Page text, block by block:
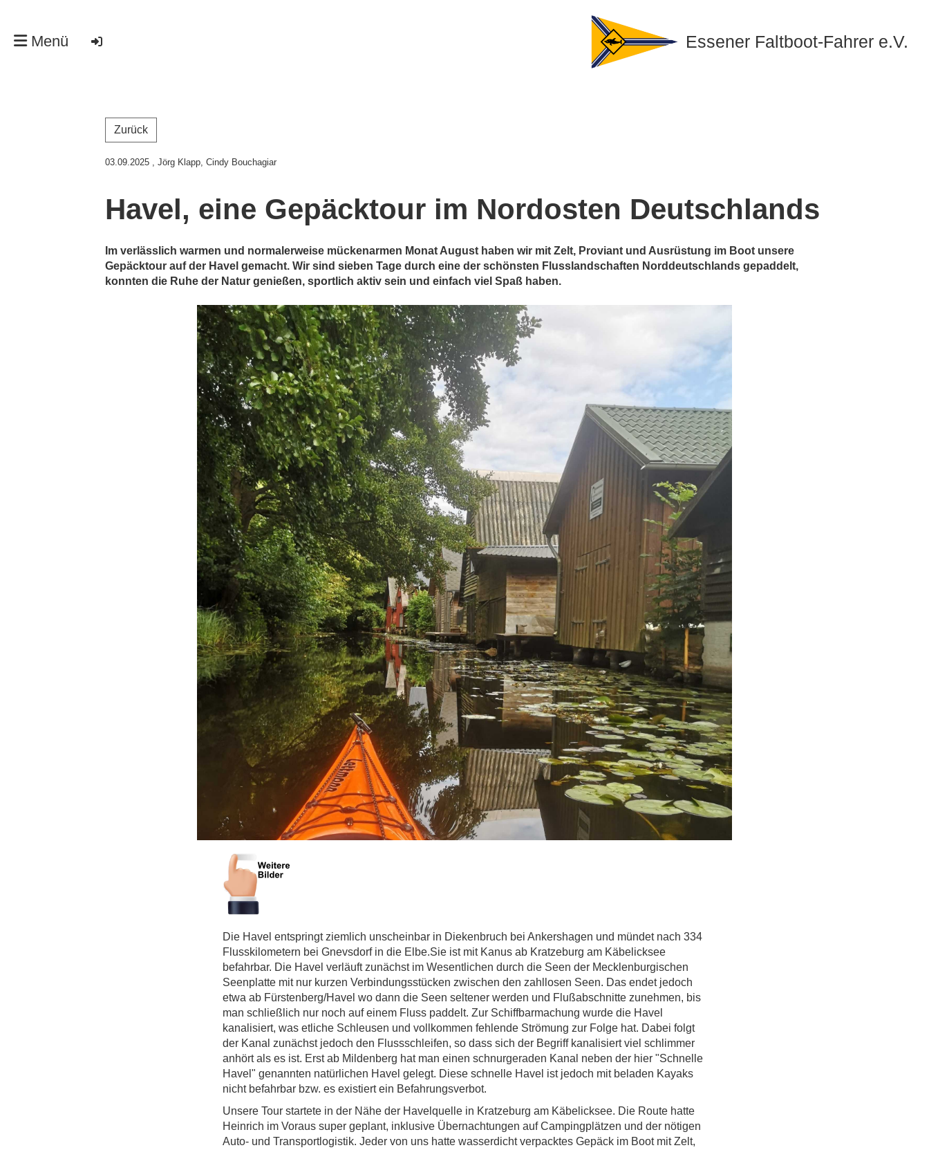
Essener Faltboot-Fahrer e.V.
Menü
Zurück
03.09.2025 , Jörg Klapp, Cindy Bouchagiar
Havel, eine Gepäcktour im Nordosten Deutschlands
Im verlässlich warmen und normalerweise mückenarmen Monat August haben wir mit Zelt, Proviant und Ausrüstung im Boot unsere
Gepäcktour auf der Havel gemacht. Wir sind sieben Tage durch eine der schönsten Flusslandschaften Norddeutschlands gepaddelt,
konnten die Ruhe der Natur genießen, sportlich aktiv sein und einfach viel Spaß haben.
Die Havel entspringt ziemlich unscheinbar in Diekenbruch bei Ankershagen und mündet nach 334
Flusskilometern bei Gnevsdorf in die Elbe.Sie ist mit Kanus ab Kratzeburg am Käbelicksee
befahrbar. Die Havel verläuft zunächst im Wesentlichen durch die Seen der Mecklenburgischen
Seenplatte mit nur kurzen Verbindungsstücken zwischen den zahllosen Seen. Das endet jedoch
etwa ab Fürstenberg/Havel wo dann die Seen seltener werden und Flußabschnitte zunehmen, bis
man schließlich nur noch auf einem Fluss paddelt. Zur Schiffbarmachung wurde die Havel
kanalisiert, was etliche Schleusen und vollkommen fehlende Strömung zur Folge hat. Dabei folgt
der Kanal zunächst jedoch den Flussschleifen, so dass sich der Begriff kanalisiert viel schlimmer
anhört als es ist. Erst ab Mildenberg hat man einen schnurgeraden Kanal neben der hier "Schnelle
Havel" genannten natürlichen Havel gelegt. Diese schnelle Havel ist jedoch mit beladen Kayaks
nicht befahrbar bzw. es existiert ein Befahrungsverbot.
Unsere Tour startete in der Nähe der Havelquelle in Kratzeburg am Käbelicksee. Die Route hatte
Heinrich im Voraus super geplant, inklusive Übernachtungen auf Campingplätzen und der nötigen
Auto- und Transportlogistik. Jeder von uns hatte wasserdicht verpacktes Gepäck im Boot mit Zelt,